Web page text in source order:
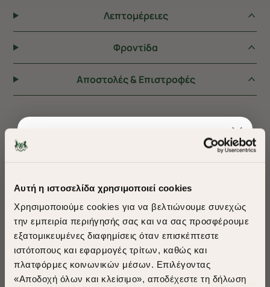
Αυτή η ιστοσελίδα χρησιμοποιεί cookies
Χρησιμοποιούμε cookies για να βελτιώνουμε συνεχώς
την εμπειρία περιήγησής σας και να σας προσφέρουμε
εξατομικευμένες διαφημίσεις όταν επισκέπτεστε
ιστότοπους και εφαρμογές τρίτων, καθώς και
πλατφόρμες κοινωνικών μέσων. Επιλέγοντας
«Αποδοχή όλων και κλείσιμο», αποδέχεστε τη δήλωση
Λεπτομέρειες
Φροντiδα
Αποστολές & Επιστροφές
ΠΡΟΤΕΙΝΟΥΜΕ ΓΙΑ ΕΣΑΣ
​
A Season of Style